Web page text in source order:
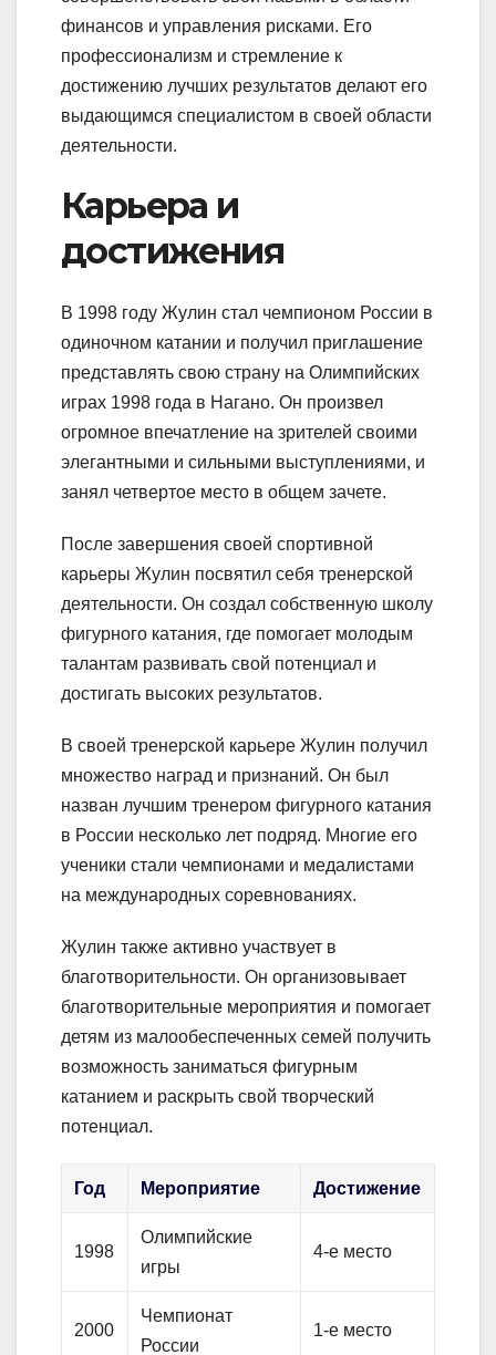
финансов и управления рисками. Его
профессионализм и стремление к
достижению лучших результатов делают его
выдающимся специалистом в своей области
деятельности.
Карьера и
достижения
В 1998 году Жулин стал чемпионом России в
одиночном катании и получил приглашение
представлять свою страну на Олимпийских
играх 1998 года в Нагано. Он произвел
огромное впечатление на зрителей своими
элегантными и сильными выступлениями, и
занял четвертое место в общем зачете.
После завершения своей спортивной
карьеры Жулин посвятил себя тренерской
деятельности. Он создал собственную школу
фигурного катания, где помогает молодым
талантам развивать свой потенциал и
достигать высоких результатов.
В своей тренерской карьере Жулин получил
множество наград и признаний. Он был
назван лучшим тренером фигурного катания
в России несколько лет подряд. Многие его
ученики стали чемпионами и медалистами
на международных соревнованиях.
Жулин также активно участвует в
благотворительности. Он организовывает
благотворительные мероприятия и помогает
детям из малообеспеченных семей получить
возможность заниматься фигурным
катанием и раскрыть свой творческий
потенциал.
Год Мероприятие Достижение
1998
Олимпийские
игры
4-е место
2000
Чемпионат
России
1-е место